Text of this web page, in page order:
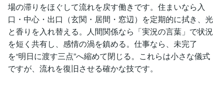
場の滞りをほぐして流れを戻す働きです。住まいなら入
口・中心・出口（玄関・居間・窓辺）を定期的に拭き、光
と香りを入れ替える。人間関係なら「実況の言葉」で状況
を短く共有し、感情の渦を鎮める。仕事なら、未完了
を“明日に渡す三点”へ縮めて閉じる。これらは小さな儀式
ですが、流れを復旧させる確かな技です。